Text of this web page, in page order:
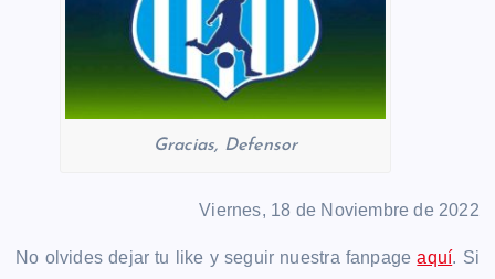
Gracias, Defensor
Viernes, 18 de Noviembre de 2022
No olvides dejar tu like y seguir nuestra fanpageaquí. Si